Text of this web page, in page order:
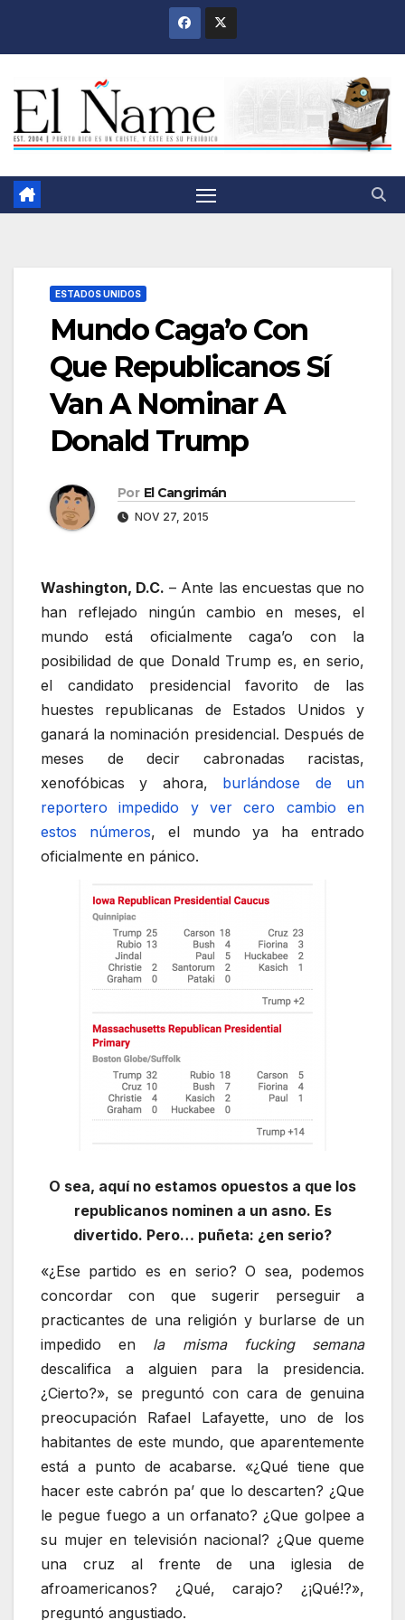
ESTADOS UNIDOS
Mundo Caga’o Con
Que Republicanos Sí
Van A Nominar A
Donald Trump
Por El Cangrimán
NOV 27, 2015
Washington, D.C. – Ante las encuestas que no
han reflejado ningún cambio en meses, el
mundo está oficialmente caga’o con la
posibilidad de que Donald Trump es, en serio,
el candidato presidencial favorito de las
huestes republicanas de Estados Unidos y
ganará la nominación presidencial. Después de
meses de decir cabronadas racistas,
xenofóbicas y ahora, burlándose de un
reportero impedido y ver cero cambio en
estos números, el mundo ya ha entrado
oficialmente en pánico.
O sea, aquí no estamos opuestos a que los
republicanos nominen a un asno. Es
divertido. Pero… puñeta: ¿en serio?
«¿Ese partido es en serio? O sea, podemos
concordar con que sugerir perseguir a
practicantes de una religión y burlarse de un
impedido en la misma fucking semana
descalifica a alguien para la presidencia.
¿Cierto?», se preguntó con cara de genuina
preocupación Rafael Lafayette, uno de los
habitantes de este mundo, que aparentemente
está a punto de acabarse. «¿Qué tiene que
hacer este cabrón pa’ que lo descarten? ¿Que
le pegue fuego a un orfanato? ¿Que golpee a
su mujer en televisión nacional? ¿Que queme
una cruz al frente de una iglesia de
afroamericanos? ¿Qué, carajo? ¿¡Qué!?»,
preguntó angustiado.